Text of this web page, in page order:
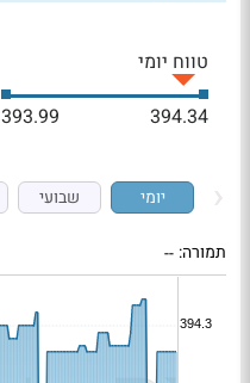
טווח יומי
394.34
393.99
יומי שבועי
תמורה: --